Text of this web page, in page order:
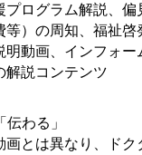
ログラム解説、
等）の周知、福祉
明動画、インフォ
解説コンテンツ
わる」
とは異なり、ド